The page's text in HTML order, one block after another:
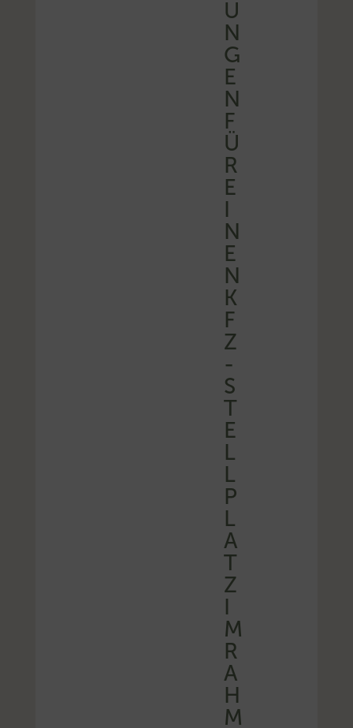
U
N
G
E
N
F
Ü
R
E
I
N
E
N
K
F
Z
-
S
T
E
L
L
P
L
A
T
Z
I
M
R
A
H
M